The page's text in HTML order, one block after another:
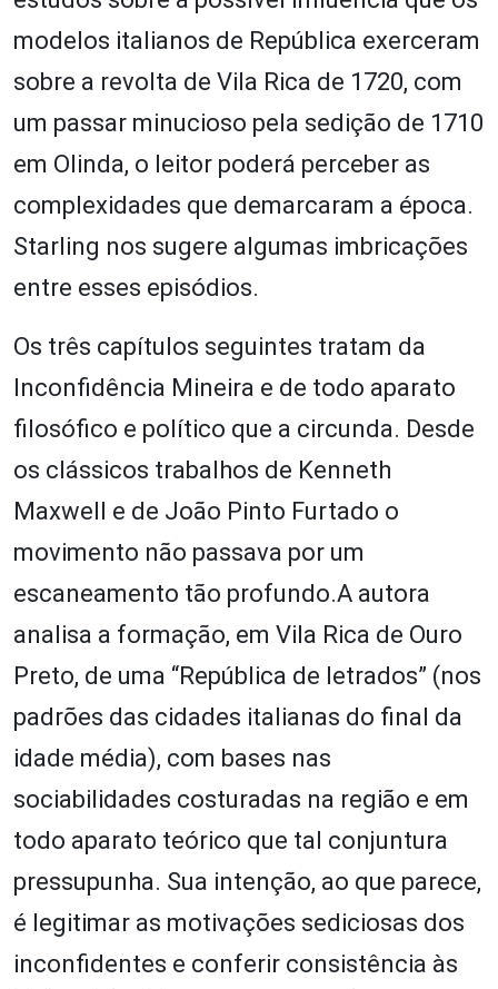
modelos italianos de República exerceram
sobre a revolta de Vila Rica de 1720, com
um passar minucioso pela sedição de 1710
em Olinda, o leitor poderá perceber as
complexidades que demarcaram a época.
Starling nos sugere algumas imbricações
entre esses episódios.
Os três capítulos seguintes tratam da
Inconfidência Mineira e de todo aparato
filosófico e político que a circunda. Desde
os clássicos trabalhos de Kenneth
Maxwell e de João Pinto Furtado o
movimento não passava por um
escaneamento tão profundo.A autora
analisa a formação, em Vila Rica de Ouro
Preto, de uma “República de letrados” (nos
padrões das cidades italianas do final da
idade média), com bases nas
sociabilidades costuradas na região e em
todo aparato teórico que tal conjuntura
pressupunha. Sua intenção, ao que parece,
é legitimar as motivações sediciosas dos
inconfidentes e conferir consistência às